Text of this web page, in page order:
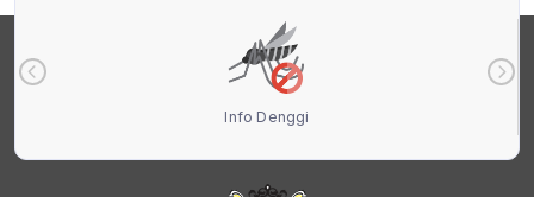
Info Denggi